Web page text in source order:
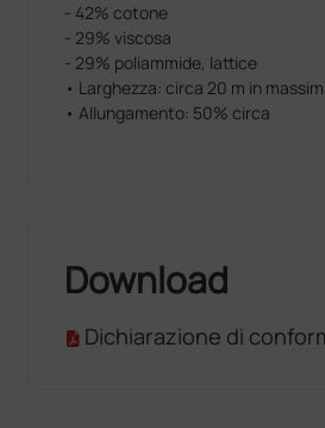
- 42% cotone
- 29% viscosa
- 29% poliammide, lattice
• Larghezza: circa 20 m in
• Allungamento: 50% circa
Download
Dichiarazione di